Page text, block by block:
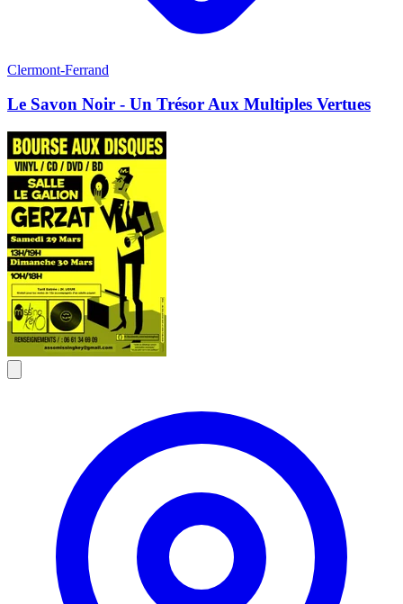
Clermont-Ferrand
Le Savon Noir - Un Trésor Aux Multiples Vertues